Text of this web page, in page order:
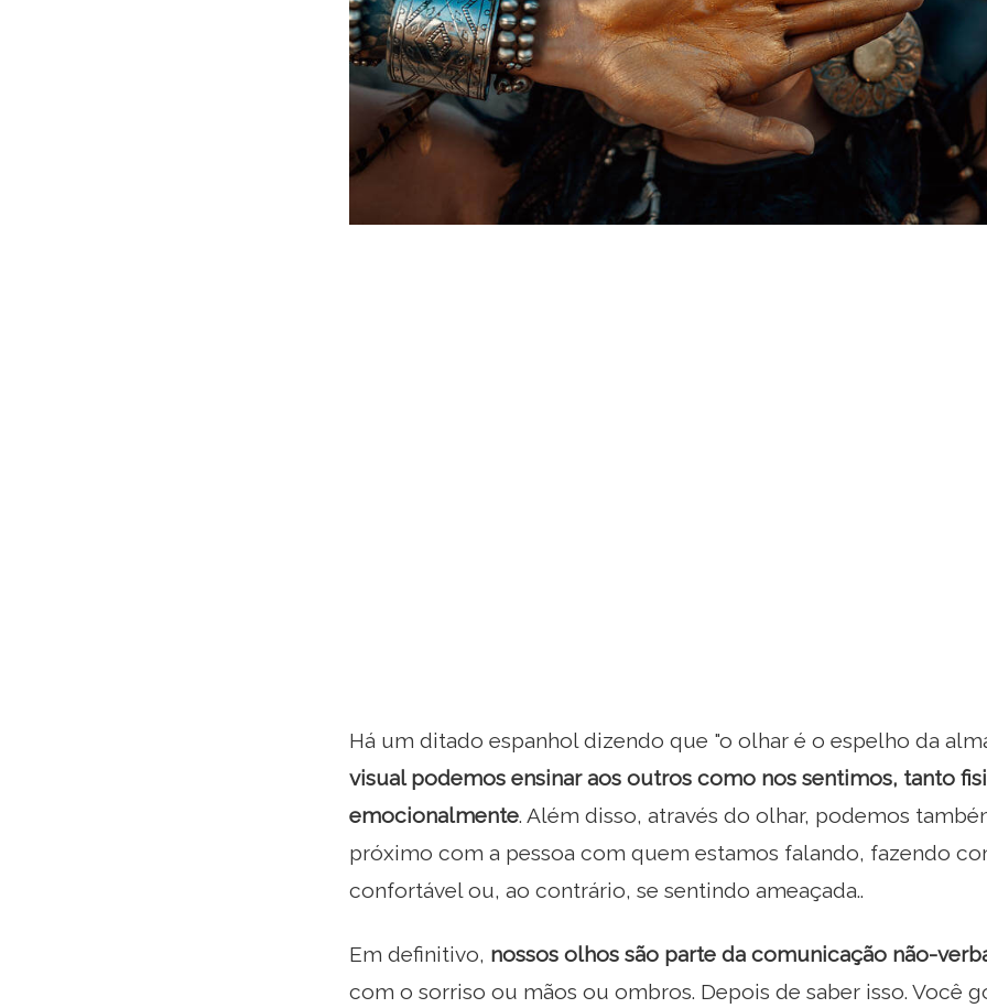
Há um ditado espanhol dizendo que "o olhar é o espelho da
visual podemos ensinar aos outros como nos sentimos, tanto
emocionalmente. Além disso, através do olhar, podemos
próximo com a pessoa com quem estamos falando, fazendo
confortável ou, ao contrário, se sentindo ameaçada..
Em definitivo, nossos olhos são parte da comunicação não-
com o sorriso ou mãos ou ombros. Depois de saber isso. Você